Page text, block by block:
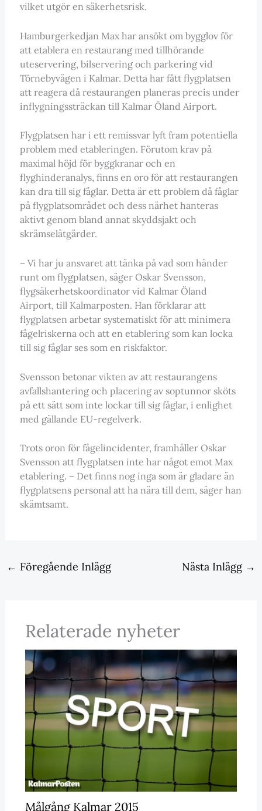
vilket utgör en säkerhetsrisk.
Hamburgerkedjan Max har ansökt om bygglov för
att etablera en restaurang med tillhörande
uteservering, bilservering och parkering vid
Törnebyvägen i Kalmar. Detta har fått flygplatsen
att reagera då restaurangen planeras precis under
inflygningssträckan till Kalmar Öland Airport.
Flygplatsen har i ett remissvar lyft fram potentiella
problem med etableringen. Förutom krav på
maximal höjd för byggkranar och en
flyghinderanalys, finns en oro för att restaurangen
kan dra till sig fåglar. Detta är ett problem då fåglar
på flygplatsområdet och dess närhet hanteras
aktivt genom bland annat skyddsjakt och
skrämselåtgärder.
– Vi har ju ansvaret att tänka på vad som händer
runt om flygplatsen, säger Oskar Svensson,
flygsäkerhetskoordinator vid Kalmar Öland
Airport, till Kalmarposten. Han förklarar att
flygplatsen arbetar systematiskt för att minimera
fågelriskerna och att en etablering som kan locka
till sig fåglar ses som en riskfaktor.
Svensson betonar vikten av att restaurangens
avfallshantering och placering av soptunnor sköts
på ett sätt som inte lockar till sig fåglar, i enlighet
med gällande EU-regelverk.
Trots oron för fågelincidenter, framhåller Oskar
Svensson att flygplatsen inte har något emot Max
etablering. – Det finns nog inga som är gladare än
flygplatsens personal att ha nära till dem, säger han
skämtsamt.
← Föregående Inlägg Nästa Inlägg →
Relaterade nyheter
Målgång Kalmar 2015